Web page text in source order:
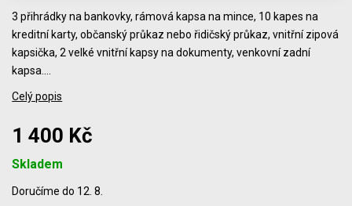
3 přihrádky na bankovky, rámová kapsa na mince, 10 kapes na
kreditní karty, občanský průkaz nebo řidičský průkaz, vnitřní zipová
kapsička, 2 velké vnitřní kapsy na dokumenty, venkovní zadní
kapsa.…
Celý popis
1 400 Kč
Skladem
Doručíme do 12. 8.